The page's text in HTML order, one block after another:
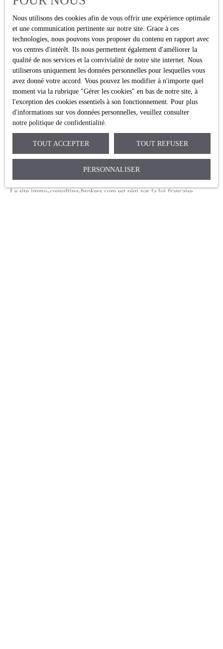
l’éditeur du présent site ne garantit pas la qualité permanente et
continue du contenu de ces sites.
Force majeure
La responsabilité de l’éditeur du site ne pourra être engagée en cas de
force majeure ou de faits indépendants de sa volonté.
Modifications des mentions légales
L’éditeur se réserve le droit de modifier, librement et à tout moment,
les mentions légales du site. L’utilisation du site constitue l’acceptation
des mentions légales en vigueur.
Loi applicable
Le site immo-consulting-brokers.com est régi par la loi française.
Nous utilisons des cookies afin de vous offrir une expérience optimale
et une communication pertinente sur notre site. Grace à ces
technologies, nous pouvons vous proposer du contenu en rapport avec
vos centres d'intérêt. Ils nous permettent également d'améliorer la
qualité de nos services et la convivialité de notre site internet. Nous
utiliserons uniquement les données personnelles pour lesquelles vous
avez donné votre accord. Vous pouvez les modifier à n'importe quel
moment via la rubrique ″Gérer les cookies″ en bas de notre site, à
l'exception des cookies essentiels à son fonctionnement. Pour plus
d'informations sur vos données personnelles, veuillez consulter
notre politique de confidentialité.
TOUT ACCEPTER TOUT REFUSER
PERSONNALISER